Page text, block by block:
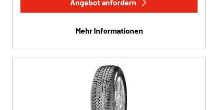
Angebot anfordern
Mehr Informationen